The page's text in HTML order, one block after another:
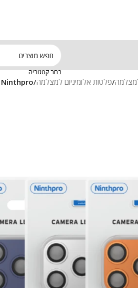
בחר קטגוריה
/פלטות אלומיניום למצלמה/Ninthpro פלטת אלומיניום למצלמה iPhone 17 Pro Max